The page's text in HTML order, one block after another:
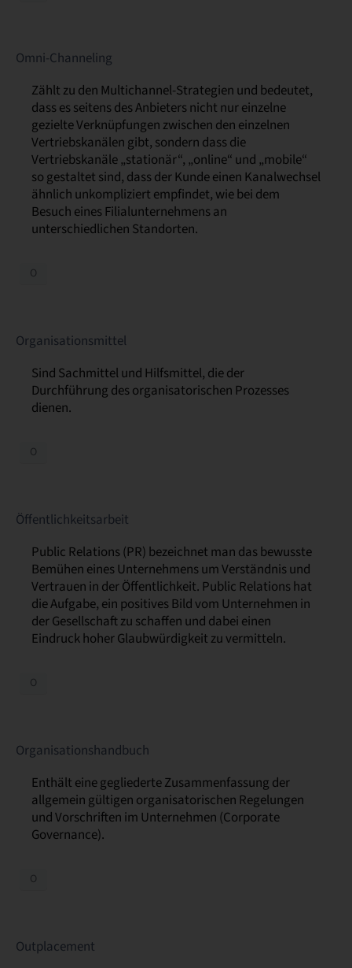
Omni-Channeling
Zählt zu den Multichannel-Strategien und bedeutet,
dass es seitens des Anbieters nicht nur einzelne
gezielte Verknüpfungen zwischen den einzelnen
Vertriebskanälen gibt, sondern dass die
Vertriebskanäle „stationär“, „online“ und „mobile“
so gestaltet sind, dass der Kunde einen Kanalwechsel
ähnlich unkompliziert empfindet, wie bei dem
Besuch eines Filialunternehmens an
unterschiedlichen Standorten.
O
Organisationsmittel
Sind Sachmittel und Hilfsmittel, die der
Durchführung des organisatorischen Prozesses
dienen.
O
Öffentlichkeitsarbeit
Public Relations (PR) bezeichnet man das bewusste
Bemühen eines Unternehmens um Verständnis und
Vertrauen in der Öffentlichkeit. Public Relations hat
die Aufgabe, ein positives Bild vom Unternehmen in
der Gesellschaft zu schaffen und dabei einen
Eindruck hoher Glaubwürdigkeit zu vermitteln.
O
Organisationshandbuch
Enthält eine gegliederte Zusammenfassung der
allgemein gültigen organisatorischen Regelungen
und Vorschriften im Unternehmen (Corporate
Governance).
O
Outplacement